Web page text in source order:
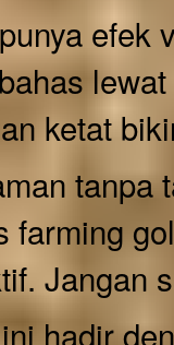
efek
lewat
ketat
tanpa
farming
Jangan
hadir